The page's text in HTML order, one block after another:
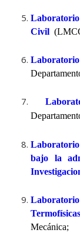
Civil
bajo la
Mecánica;